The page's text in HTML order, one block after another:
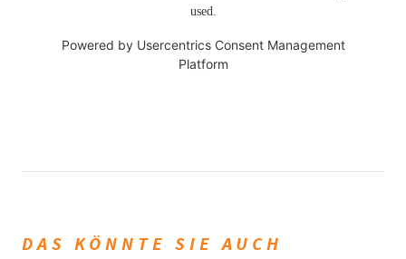
used.
Powered by Usercentrics Consent Management
Platform
DAS KÖNNTE SIE AUCH